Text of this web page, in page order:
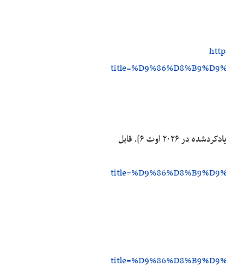
مشارکت‌کنندگان شبکه نخبگان و قرآن‌کاوی. نعمت دنیایی و اخروی [اینترنت]. شبکه نخبگان و قرآن‌کاوی، ؛ ۲۰۲۰ اوت ۱۸، ‏۲۰:۱۸ UTC [یادکردشده در ۲۰۲۶ اوت ۶]. قابل